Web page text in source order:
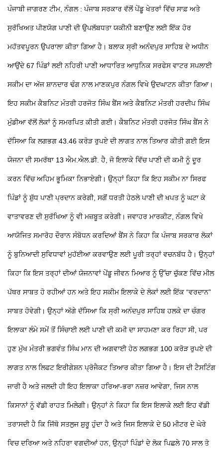
ਪੰਜਾਬੀ ਜਾਗਰਣ ਟੀਮ, ਨੰਗਲ : ਪੰਜਾਬ ਸਰਕਾਰ ਵੱਲੋਂ ਪੇਂਡੂ ਖੇਤਰਾਂ ਵਿੱਚ ਸਾਫ਼ ਅਤੇ
ਸੁਰੱਖਿਅਤ ਪੀਣਯੋਗ ਪਾਣੀ ਦੀ ਉਪਲੱਬਧਤਾ ਯਕੀਨੀ ਬਣਾਉਣ ਲਈ ਇੱਕ ਹੋਰ
ਮਹੱਤਵਪੂਰਨ ਉਪਰਾਲਾ ਕੀਤਾ ਗਿਆ ਹੈ। ਬਲਾਕ ਸ੍ਰੀ ਅਨੰਦਪੁਰ ਸਾਹਿਬ ਦੇ ਅਧੀਨ
ਆਉਂਦੇ 67 ਪਿੰਡਾਂ ਲਈ ਨਹਿਰੀ ਪਾਣੀ ਆਧਾਰਿਤ ਆਧੁਨਿਕ ਸਰਫੇਸ ਵਾਟਰ ਸਪਲਾਈ
ਸਕੀਮ ਦਾ ਅੱਜ ਸ਼ਾਨਦਾਰ ਢੰਗ ਨਾਲ ਮਾਣਕਪੁਰ ਨੰਗਲ ਵਿਖੇ ਉਦਘਾਟਨ ਕੀਤਾ ਗਿਆ।
ਇਹ ਸਕੀਮ ਕੈਬਨਿਟ ਮੰਤਰੀ ਹਰਜੋਤ ਸਿੰਘ ਬੈਂਸ ਅਤੇ ਕੈਬਨਿਟ ਮੰਤਰੀ ਹਰਦੀਪ ਸਿੰਘ
ਮੁੰਡੀਆ ਵੱਲੋਂ ਲੋਕਾਂ ਨੂੰ ਸਮਰਪਿਤ ਕੀਤੀ ਗਈ। ਕੈਬਨਿਟ ਮੰਤਰੀ ਹਰਜੋਤ ਸਿੰਘ ਬੈਂਸ ਨੇ
ਦੱਸਿਆ ਕਿ ਲਗਭਗ 43.46 ਕਰੋੜ ਰੁਪਏ ਦੀ ਲਾਗਤ ਨਾਲ ਤਿਆਰ ਕੀਤੀ ਗਈ ਇਸ
ਯੋਜਨਾ ਦੀ ਸਮਰੱਥਾ 13 ਐਮ.ਐਲ.ਡੀ. ਹੈ, ਜੋ ਇਲਾਕੇ ਵਿੱਚ ਪਾਣੀ ਦੀ ਕਮੀ ਨੂੰ ਦੂਰ
ਕਰਨ ਵਿੱਚ ਅਹਿਮ ਭੂਮਿਕਾ ਨਿਭਾਏਗੀ। ਉਨ੍ਹਾਂ ਕਿਹਾ ਕਿ ਇਹ ਸਕੀਮ ਨਾ ਸਿਰਫ
ਪਿੰਡਾਂ ਨੂੰ ਸ਼ੁੱਧ ਪਾਣੀ ਪ੍ਰਦਾਨ ਕਰੇਗੀ, ਸਗੋਂ ਧਰਤੀ ਹੇਠਲੇ ਪਾਣੀ ਦੀ ਖਪਤ ਨੂੰ ਘਟਾ ਕੇ
ਵਾਤਾਵਰਣ ਦੀ ਸੁਰੱਖਿਆ ਨੂੰ ਵੀ ਮਜ਼ਬੂਤ ਕਰੇਗੀ।ਜਵਾਹਰ ਮਾਰਕੀਟ, ਨੰਗਲ ਵਿਖੇ
ਆਯੋਜਿਤ ਸਮਾਰੋਹ ਦੌਰਾਨ ਸੰਬੋਧਨ ਕਰਦਿਆਂ ਬੈਂਸ ਨੇ ਕਿਹਾ ਕਿ ਪੰਜਾਬ ਸਰਕਾਰ ਲੋਕਾਂ
ਨੂੰ ਬੁਨਿਆਦੀ ਸੁਵਿਧਾਵਾਂ ਮੁਹੱਈਆ ਕਰਵਾਉਣ ਲਈ ਪੂਰੀ ਤਰ੍ਹਾਂ ਵਚਨਬੱਧ ਹੈ। ਉਨ੍ਹਾਂ
ਕਿਹਾ ਕਿ ਇਸ ਤਰ੍ਹਾਂ ਦੀਆਂ ਯੋਜਨਾਵਾਂ ਪੇਂਡੂ ਜੀਵਨ ਮਿਆਰ ਨੂੰ ਉੱਚਾ ਚੁੱਕਣ ਵਿੱਚ ਮੀਲ
ਪੱਥਰ ਸਾਬਤ ਹੋ ਰਹੀਆਂ ਹਨ ਅਤੇ ਇਹ ਸਕੀਮ ਇਲਾਕੇ ਦੇ ਲੋਕਾਂ ਲਈ ਇੱਕ “ਵਰਦਾਨ”
ਸਾਬਤ ਹੋਵੇਗੀ। ਉਨ੍ਹਾਂ ਅੱਗੇ ਦੱਸਿਆ ਕਿ ਸ੍ਰੀ ਅਨੰਦਪੁਰ ਸਾਹਿਬ ਹਲਕੇ ਦਾ ਚੰਗਰ
ਇਲਾਕਾ ਲੰਮੇ ਸਮੇਂ ਤੋਂ ਸਿੰਚਾਈ ਲਈ ਪਾਣੀ ਦੀ ਕਮੀ ਦਾ ਸਾਹਮਣਾ ਕਰ ਰਿਹਾ ਸੀ, ਪਰ
ਹੁਣ ਮੁੱਖ ਮੰਤਰੀ ਭਗਵੰਤ ਸਿੰਘ ਮਾਨ ਦੀ ਅਗਵਾਈ ਹੇਠ ਲਗਭਗ 100 ਕਰੋੜ ਰੁਪਏ ਦੀ
ਲਾਗਤ ਨਾਲ ਲਿਫਟ ਇਰੀਗੇਸ਼ਨ ਪ੍ਰੋਜੈਕਟ ਤਿਆਰ ਕੀਤਾ ਗਿਆ ਹੈ। ਇਸ ਦੀ ਟੈਸਟਿੰਗ
ਜਾਰੀ ਹੈ ਅਤੇ ਜਲਦੀ ਹੀ ਇਹ ਇਲਾਕਾ ਹਰਿਆ-ਭਰਾ ਨਜ਼ਰ ਆਵੇਗਾ, ਜਿਸ ਨਾਲ
ਕਿਸਾਨਾਂ ਨੂੰ ਵੱਡੀ ਰਾਹਤ ਮਿਲੇਗੀ। ਉਨ੍ਹਾਂ ਨੇ ਕਿਹਾ ਕਿ ਇਸ ਇਲਾਕੇ ਲਈ ਇਹ ਵੱਡੀ
ਤਰਾਸਦੀ ਹੈ ਕਿ ਜਿੱਥੋ ਸਤਲੁਜ ਸ਼ੁਰੂ ਹੁੰਦਾ ਹੈ ਅਤੇ ਜਿਸ ਇਲਾਕੇ ਦੇ 50 ਮੀਟਰ ਦੇ ਘੇਰੇ
ਵਿਚ ਦਰਿਆ ਅਤੇ ਨਹਿਰਾ ਵਗਦੀਆਂ ਹਨ, ਉਨ੍ਹਾਂ ਪਿੰਡਾਂ ਦੇ ਲੋਕ ਪਿਛਲੇ 70 ਸਾਲ ਤੋ